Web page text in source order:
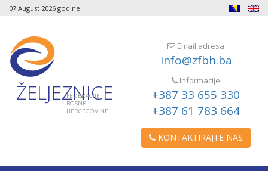
07 August 2026 godine
ŽELJEZNICE
FEDERACIJE
BOSNE I
HERCEGOVINE
Email adresa
info@zfbh.ba
Informacije
+387 33 655 330
+387 61 783 664
KONTAKTIRAJTE NAS